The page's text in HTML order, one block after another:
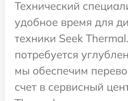
Технический
удобное время для
техники Seek
потребуется
мы обеспечим
счет в сервисный